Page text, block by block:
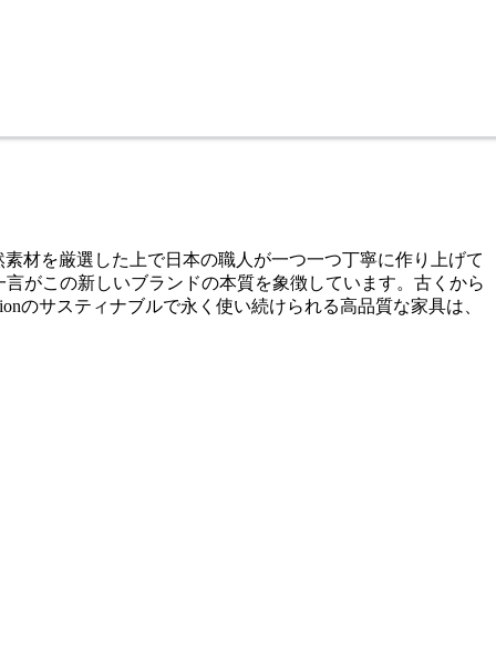
材を厳選した上で日本の職人が一つ一つ丁寧に作り上げて
がこの新しいブランドの本質を象徴しています。古くから
のサスティナブルで永く使い続けられる高品質な家具は、